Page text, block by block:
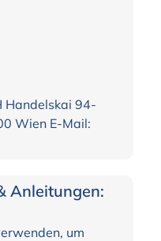
Handelskai 94-
Wien E-Mail:
Anleitungen:
um